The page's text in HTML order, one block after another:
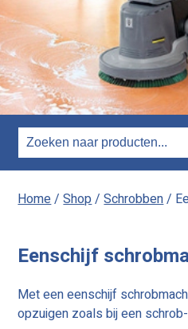
Home/Shop/Schrobben/
Eenschijf
Met een eenschijf
opzuigen zoals bij een